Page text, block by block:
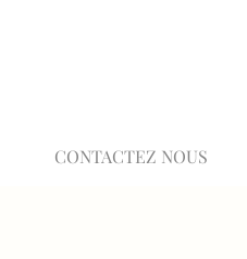
CONTACTEZ NOUS